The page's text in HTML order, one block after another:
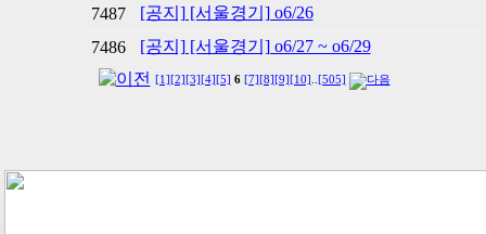
7487
[공지] [서울경기] o6/26
7486
[공지] [서울경기] o6/27 ~ o6/29
[1] [2] [3] [4] [5] 6 [7] [8] [9] [10] [505]